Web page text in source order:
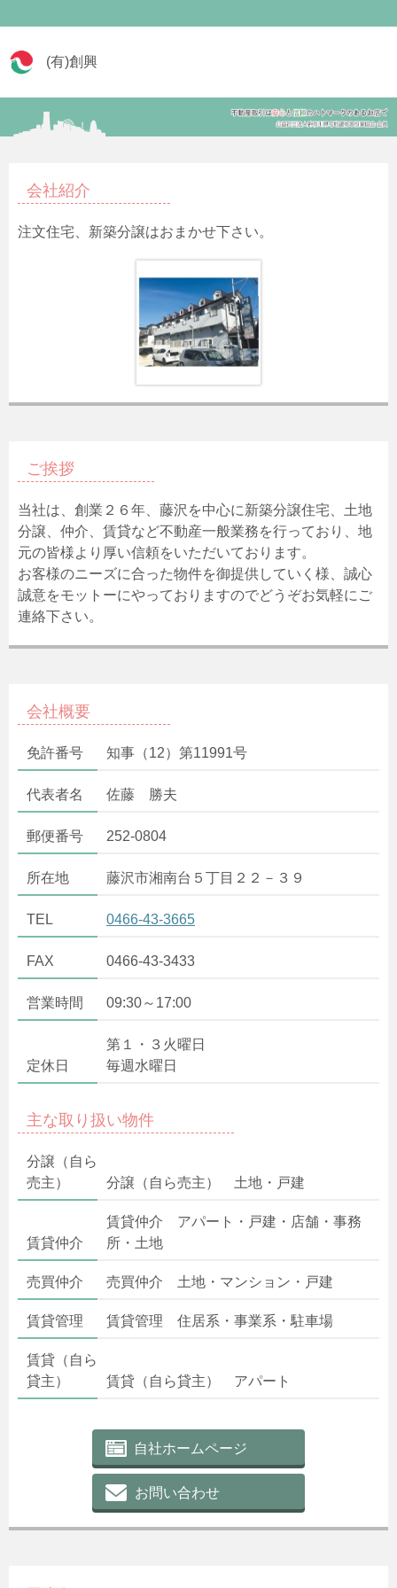
(有)創興
会社紹介
注文住宅、新築分譲はおまかせ下さい。
ご挨拶
当社は、創業２６年、藤沢を中心に新築分譲住宅、土地
分譲、仲介、賃貸など不動産一般業務を行っており、地
元の皆様より厚い信頼をいただいております。
お客様のニーズに合った物件を御提供していく様、誠心
誠意をモットーにやっておりますのでどうぞお気軽にご
連絡下さい。
会社概要
免許番号 知事（12）第11991号
代表者名 佐藤 勝夫
郵便番号 252-0804
所在地 藤沢市湘南台５丁目２２－３９
TEL 0466-43-3665
FAX 0466-43-3433
営業時間 09:30～17:00
定休日
第１・３火曜日
毎週水曜日
主な取り扱い物件
分譲（自ら
売主）
分譲（自ら売主） 土地・戸建
賃貸仲介
賃貸仲介 アパート・戸建・店舗・事務
所・土地
売買仲介 売買仲介 土地・マンション・戸建
賃貸管理 賃貸管理 住居系・事業系・駐車場
賃貸（自ら
貸主）
賃貸（自ら貸主） アパート
自社ホームページ
お問い合わせ